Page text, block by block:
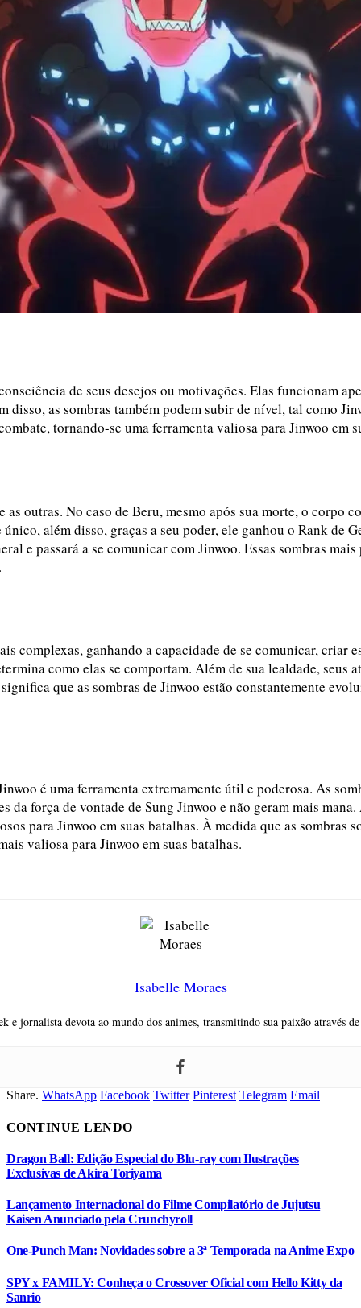
de seus desejos ou motivações. Elas funcionam
as sombras também podem subir de nível, tal como
tornando-se uma ferramenta valiosa para Jinwoo em
outras. No caso de Beru, mesmo após sua morte, o corpo
além disso, graças a seu poder, ele ganhou o Rank de
e passará a se comunicar com Jinwoo. Essas sombras
complexas, ganhando a capacidade de se comunicar, criar
como elas se comportam. Além de sua lealdade, seus
que as sombras de Jinwoo estão constantemente
é uma ferramenta extremamente útil e poderosa. As
da força de vontade de Sung Jinwoo e não geram mais
para Jinwoo em suas batalhas. À medida que as sombras
valiosa para Jinwoo em suas batalhas.
Isabelle Moraes
e jornalista devota ao mundo dos animes, transmitindo sua paixão através de
Share. WhatsApp Facebook Twitter Pinterest Telegram Email
CONTINUE LENDO
Dragon Ball: Edição Especial do Blu-ray com Ilustrações
Exclusivas de Akira Toriyama
Lançamento Internacional do Filme Compilatório de Jujutsu
Kaisen Anunciado pela Crunchyroll
One-Punch Man: Novidades sobre a 3ª Temporada na Anime Expo
SPY x FAMILY: Conheça o Crossover Oficial com Hello Kitty da
Sanrio